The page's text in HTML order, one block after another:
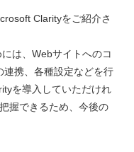
Clarityをご紹介さ
は、Webサイトへのコ
連携、各種設定などを行
を導入していただけれ
握できるため、今後の